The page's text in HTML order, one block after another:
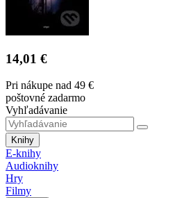
14,01 €
Pri nákupe nad 49 €
poštovné zadarmo
Vyhľadávanie
Knihy
E-knihy
Audioknihy
Hry
Filmy